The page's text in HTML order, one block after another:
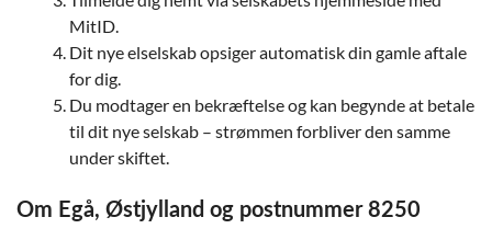
MitID.
Dit nye elselskab opsiger automatisk din gamle aftale
for dig.
Du modtager en bekræftelse og kan begynde at betale
til dit nye selskab – strømmen forbliver den samme
under skiftet.
Om Egå, Østjylland og postnummer 8250